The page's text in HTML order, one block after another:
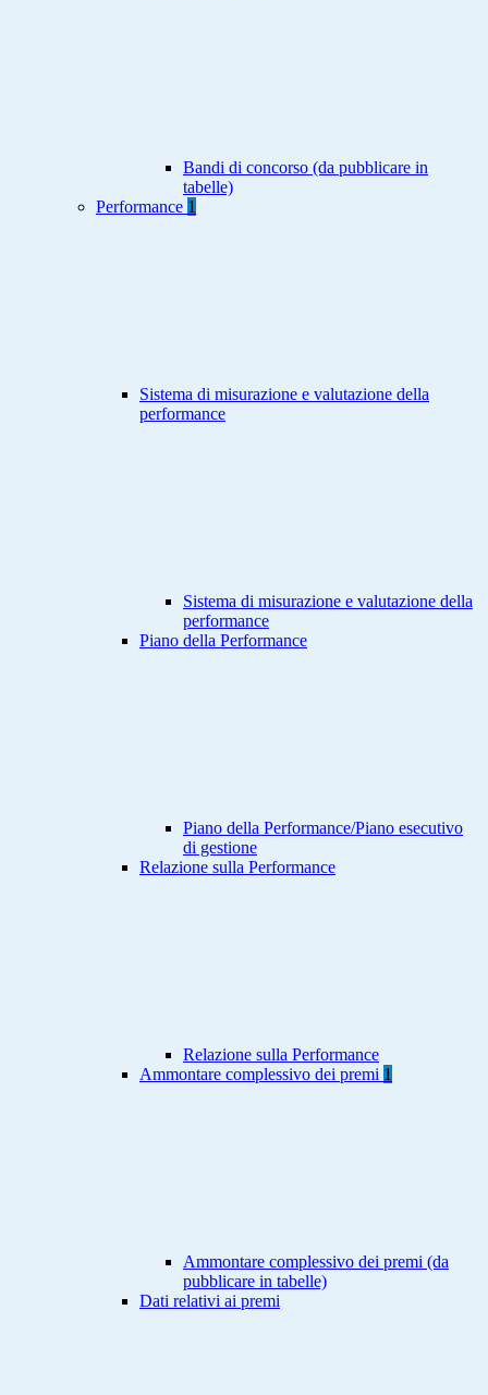
Bandi di concorso (da pubblicare in
tabelle)
Performance 1
Sistema di misurazione e valutazione della
performance
Sistema di misurazione e valutazione della
performance
Piano della Performance
Piano della Performance/Piano esecutivo
di gestione
Relazione sulla Performance
Relazione sulla Performance
Ammontare complessivo dei premi 1
Ammontare complessivo dei premi (da
pubblicare in tabelle)
Dati relativi ai premi